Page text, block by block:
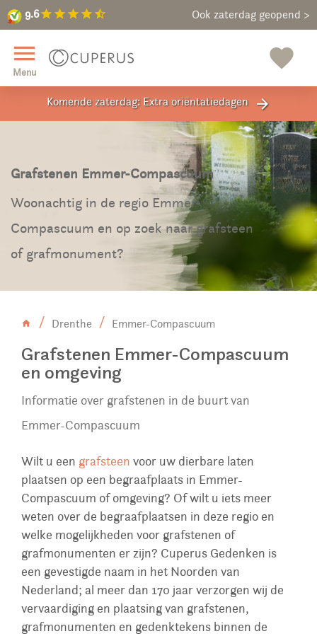
9.6star star star star star_half Ook zaterdag geopend >
9.6 Maak een vrijblijvende afspraak
menu
Menu favorite
close
Komende zaterdag: Extra oriëntatiedagen arrow_forward
Grafstenen Emmer-Compascuum
Woonachtig in de regio Emmer-
Compascuum en op zoek naar grafsteen
of grafmonument?
Drenthe Emmer-Compascuum
Grafstenen Emmer-Compascuum
en omgeving
Informatie over grafstenen in de buurt van
Emmer-Compascuum
Wilt u een grafsteen voor uw dierbare laten
plaatsen op een begraafplaats in Emmer-
Compascuum of omgeving? Of wilt u iets meer
weten over de begraafplaatsen in deze regio en
welke mogelijkheden voor grafstenen of
grafmonumenten er zijn? Cuperus Gedenken is
een gevestigde naam in het Noorden van
Nederland; al meer dan 170 jaar verzorgen wij de
vervaardiging en plaatsing van grafstenen,
grafmonumenten en gedenktekens binnen de